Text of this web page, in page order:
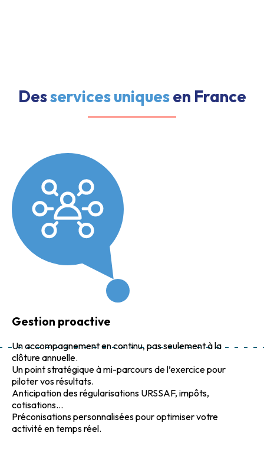
Desservices uniquesen France
Gestion proactive
Un accompagnement en continu, pas seulement à la
clôture annuelle.
Un point stratégique à mi-parcours de l’exercice pour
piloter vos résultats.
Anticipation des régularisations URSSAF, impôts,
cotisations...
Préconisations personnalisées pour optimiser votre
activité en temps réel.